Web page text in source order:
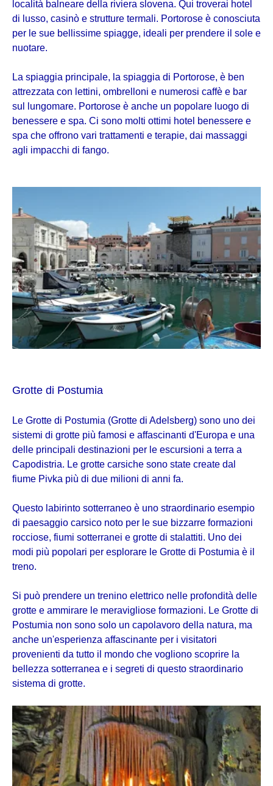
località balneare della riviera slovena. Qui troverai hotel
di lusso, casinò e strutture termali. Portorose è conosciuta
per le sue bellissime spiagge, ideali per prendere il sole e
nuotare.
La spiaggia principale, la spiaggia di Portorose, è ben
attrezzata con lettini, ombrelloni e numerosi caffè e bar
sul lungomare. Portorose è anche un popolare luogo di
benessere e spa. Ci sono molti ottimi hotel benessere e
spa che offrono vari trattamenti e terapie, dai massaggi
agli impacchi di fango.
Grotte di Postumia
Le Grotte di Postumia (Grotte di Adelsberg) sono uno dei
sistemi di grotte più famosi e affascinanti d'Europa e una
delle principali destinazioni per le escursioni a terra a
Capodistria. Le grotte carsiche sono state create dal
fiume Pivka più di due milioni di anni fa.
Questo labirinto sotterraneo è uno straordinario esempio
di paesaggio carsico noto per le sue bizzarre formazioni
rocciose, fiumi sotterranei e grotte di stalattiti. Uno dei
modi più popolari per esplorare le Grotte di Postumia è il
treno.
Si può prendere un trenino elettrico nelle profondità delle
grotte e ammirare le meravigliose formazioni. Le Grotte di
Postumia non sono solo un capolavoro della natura, ma
anche un'esperienza affascinante per i visitatori
provenienti da tutto il mondo che vogliono scoprire la
bellezza sotterranea e i segreti di questo straordinario
sistema di grotte.